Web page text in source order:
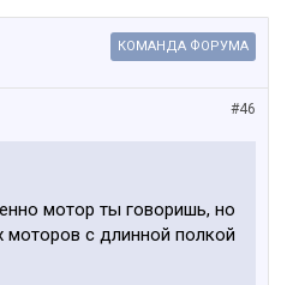
КОМАНДА ФОРУМА
#46
мотор ты говоришь, но
моторов с длинной полкой